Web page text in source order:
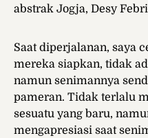
abstrak Jogja, Desy
Saat diperjalanan, saya
mereka siapkan, tidak
namun senimannya
pameran. Tidak terlalu
sesuatu yang baru,
mengapresiasi saat